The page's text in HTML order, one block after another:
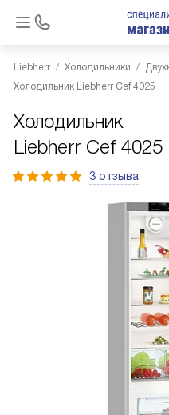
Liebherr Холодильники
Холодильник Liebherr Cef 4025
Холодильник
Liebherr Cef 4025
3 отзыва